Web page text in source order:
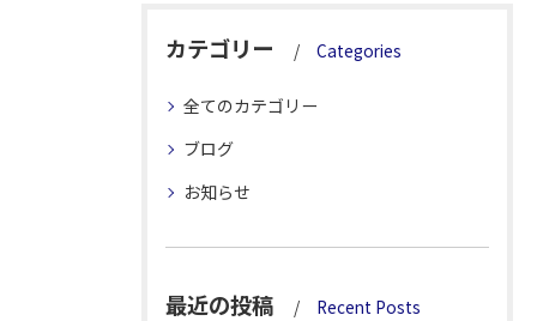
カテゴリー Categories
全てのカテゴリー
ブログ
お知らせ
最近の投稿 Recent Posts